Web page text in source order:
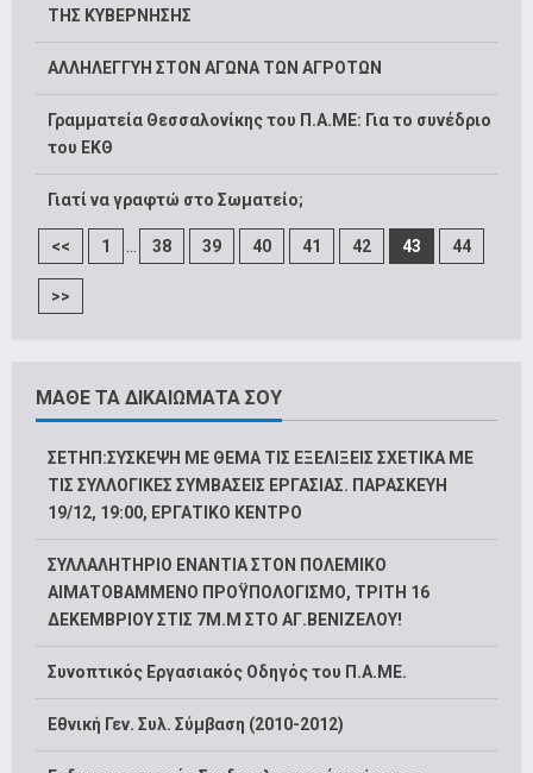
ΤΗΣ ΚΥΒΕΡΝΗΣΗΣ
ΑΛΛΗΛΕΓΓΥΗ ΣΤΟΝ ΑΓΩΝΑ ΤΩΝ ΑΓΡΟΤΩΝ
Γραμματεία Θεσσαλονίκης του Π.Α.ΜΕ: Για το συνέδριο
του ΕΚΘ
Γιατί να γραφτώ στο Σωματείο;
<< 1 ... 38 39 40 41 42 43 44
>>
ΜΑΘΕ ΤΑ ΔΙΚΑΙΩΜΑΤΑ ΣΟΥ
ΣΕΤΗΠ:ΣΥΣΚΕΨΗ ΜΕ ΘΕΜΑ ΤΙΣ ΕΞΕΛΙΞΕΙΣ ΣΧΕΤΙΚΑ ΜΕ
ΤΙΣ ΣΥΛΛΟΓΙΚΕΣ ΣΥΜΒΑΣΕΙΣ ΕΡΓΑΣΙΑΣ. ΠΑΡΑΣΚΕΥΗ
19/12, 19:00, ΕΡΓΑΤΙΚΟ ΚΕΝΤΡΟ
ΣΥΛΛΑΛΗΤΗΡΙΟ ΕΝΑΝΤΙΑ ΣΤΟΝ ΠΟΛΕΜΙΚΟ
ΑΙΜΑΤΟΒΑΜΜΕΝΟ ΠΡΟΫΠΟΛΟΓΙΣΜΟ, ΤΡΙΤΗ 16
ΔΕΚΕΜΒΡΙΟΥ ΣΤΙΣ 7Μ.Μ ΣΤΟ ΑΓ.ΒΕΝΙΖΕΛΟΥ!
Συνοπτικός Εργασιακός Οδηγός του Π.Α.ΜΕ.
Εθνική Γεν. Συλ. Σύμβαση (2010-2012)